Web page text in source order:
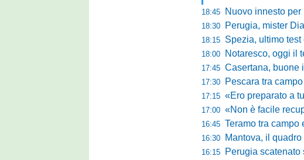
18:45 Nuovo innesto per la
18:30 Perugia, mister
18:15 Spezia, ultimo test con la
18:00 Notaresco, oggi il test a
17:45 Casertana, buone indicazioni
17:30 Pescara tra campo e
17:15 «Ero preparato a tutto questo,
17:00 «Non è facile recuperare tre
16:45 Teramo tra campo e
16:30 Mantova, il quadro della
16:15 Perugia scatenato sul